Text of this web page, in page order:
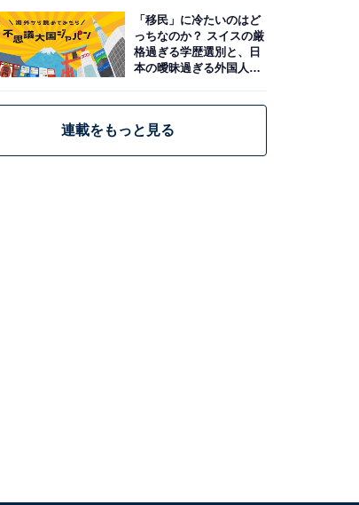
「移民」に冷たいのはど
っちなのか？ スイスの厳
格過ぎる学歴選別と、日
本の曖昧過ぎる外国人政
連載をもっと見る